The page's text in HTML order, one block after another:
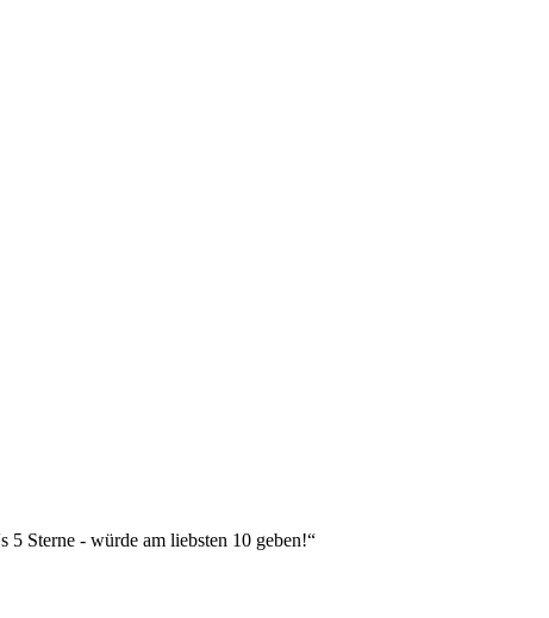
Sterne - würde am liebsten 10 geben!“